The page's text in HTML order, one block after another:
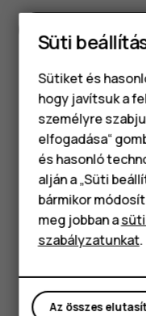
Részletes leírás
Got
és
Süti
Sütiket és
hogy javítsuk a
személyre
elfogadása“
és hasonló
alján a „Süti
bármikor
meg jobban a
szabályzatunkat.
Az összes